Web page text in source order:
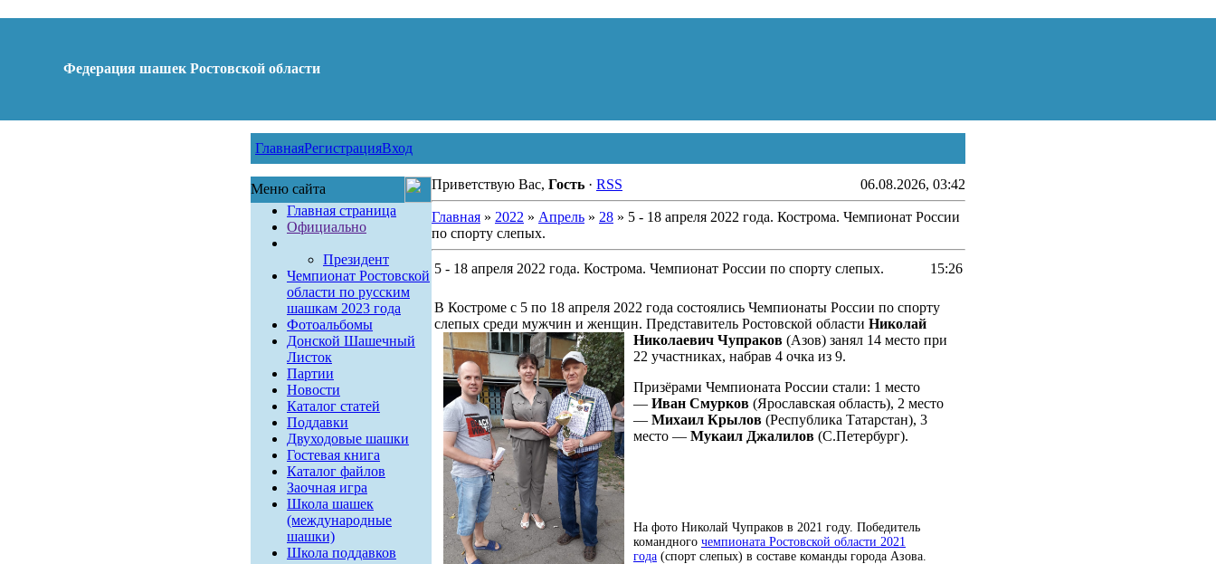
Федерация шашек Ростовской области
ГлавнаяРегистрацияВход
Меню сайта
Главная страница
Официально
Президент
Чемпионат Ростовской
области по русским
шашкам 2023 года
Фотоальбомы
Донской Шашечный
Листок
Партии
Новости
Каталог статей
Поддавки
Двуходовые шашки
Гостевая книга
Каталог файлов
Заочная игра
Школа шашек
(международные
шашки)
Школа поддавков
Приветствую Вас, Гость· RSS 06.08.2026, 03:42
Главная» 2022 » Апрель » 28» 5 - 18 апреля 2022 года. Кострома. Чемпионат России
по спорту слепых.
5 - 18 апреля 2022 года. Кострома. Чемпионат России по спорту слепых. 15:26
В Костроме с 5 по 18 апреля 2022 года состоялись Чемпионаты России по спорту
слепых среди мужчин и женщин. Представитель Ростовской области Николай
Николаевич Чупраков(Азов) занял 14 место при
22 участниках, набрав 4 очка из 9.
Призёрами Чемпионата России стали: 1 место
— Иван Смурков(Ярославская область), 2 место
— Михаил Крылов(Республика Татарстан), 3
место — Мукаил Джалилов(С.Петербург).
На фото Николай Чупраков в 2021 году. Победитель
командного чемпионата Ростовской области 2021
года(спорт слепых) в составе команды города Азова.